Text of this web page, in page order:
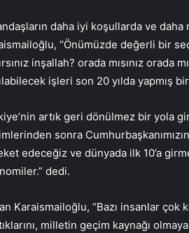
daha iyi koşullarda ve daha
“Önümüzde değerli bir
inşallah? orada mısınız
işleri son 20 yılda yapmış
artık geri dönülmez bir yola
sonra
edeceğiz ve dünyada ilk 10’a
dedi.
Karaismailoğlu, “Bazı insanlar
milletin geçim kaynağı